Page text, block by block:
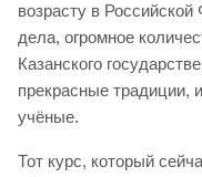
возрасту в
дела, огромное
Казанского
прекрасные традиции,
учёные.
Тот курс, который